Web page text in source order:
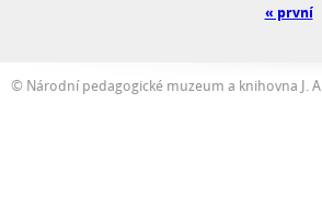
« první
© Národní pedagogické muzeum a knihovna J.